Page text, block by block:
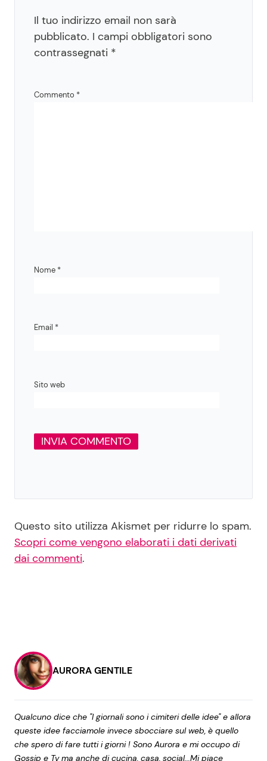
Il tuo indirizzo email non sarà
pubblicato. I campi obbligatori sono
contrassegnati *
Commento *
Nome *
Email *
Sito web
Questo sito utilizza Akismet per ridurre lo spam.
Scopri come vengono elaborati i dati derivati
dai commenti.
AURORA GENTILE
Qualcuno dice che "I giornali sono i cimiteri delle idee" e allora
queste idee facciamole invece sbocciare sul web, è quello
che spero di fare tutti i giorni ! Sono Aurora e mi occupo di
Gossip e Tv ma anche di cucina, casa, social...Mi piace